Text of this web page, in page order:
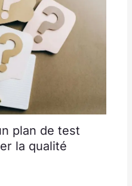
plan de test
la qualité